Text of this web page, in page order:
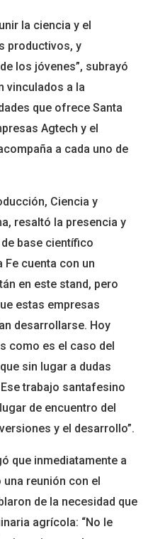
la ciencia y el
productivos, y
los jóvenes”, subrayó
vinculados a la
que ofrece Santa
Agtech y el
a cada uno de
Ciencia y
resaltó la presencia y
base científico
Fe cuenta con un
en este stand, pero
estas empresas
desarrollarse. Hoy
como es el caso del
sin lugar a dudas
trabajo santafesino
de encuentro del
y el desarrollo”.
que inmediatamente a
una reunión con el
de la necesidad que
agrícola: “No le